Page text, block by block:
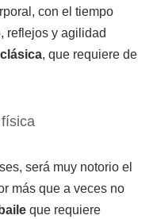
con el tiempo
reflejos y agilidad
, que requiere de
será muy notorio el
más que a veces no
baile que requiere